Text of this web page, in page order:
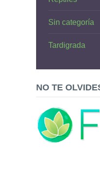
Sin categoría
Tardigrada
NO TE